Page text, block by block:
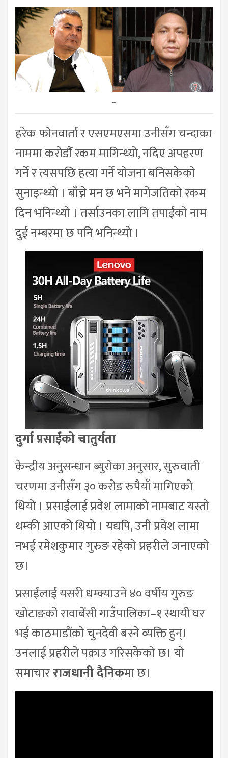
–
हरेक फोनवार्ता र एसएमएसमा उनीसँग चन्दाका
नाममा करोडौं रकम मागिन्थ्यो, नदिए अपहरण
गर्ने र त्यसपछि हत्या गर्ने योजना बनिसकेको
सुनाइन्थ्यो । बाँच्ने मन छ भने मागेजतिको रकम
दिन भनिन्थ्यो । तर्साउनका लागि तपाईंको नाम
दुई नम्बरमा छ पनि भनिन्थ्यो ।
दुर्गा प्रसाईंको चातुर्यता
केन्द्रीय अनुसन्धान ब्युरोका अनुसार, सुरुवाती
चरणमा उनीसँग ३० करोड रुपैयाँ मागिएको
थियो । प्रसाईंलाई प्रवेश लामाको नामबाट यस्तो
धम्की आएको थियो । यद्यपि, उनी प्रवेश लामा
नभई रमेशकुमार गुरुङ रहेको प्रहरीले जनाएको
छ।
प्रसाईंलाई यसरी धम्क्याउने ४० वर्षीय गुरुङ
खोटाङको रावाबेंसी गाउँपालिका–१ स्थायी घर
भई काठमाडौंको चुनदेवी बस्ने व्यक्ति हुन्।
उनलाई प्रहरीले पक्राउ गरिसकेको छ। यो
समाचारराजधानी दैनिकमा छ।